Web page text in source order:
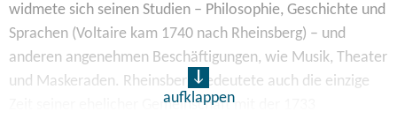
widmete sich seinen Studien – Philosophie, Geschichte und
Sprachen (Voltaire kam 1740 nach Rheinsberg) – und
anderen angenehmen Beschäftigungen, wie Musik, Theater
und Maskeraden. Rheinsberg bedeutete auch die einzige
Zeit seiner ehelicher Gemeinschaft mit der 1733
aufklappen